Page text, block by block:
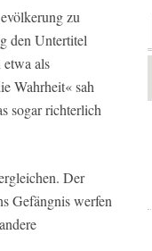
zu
den Untertitel
als
Wahrheit« sah
sogar richterlich
Der
Gefängnis werfen